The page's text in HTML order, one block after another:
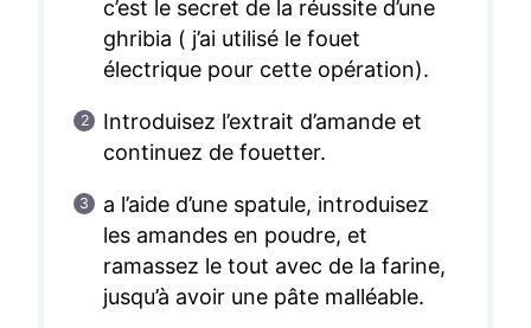
c’est le secret de la réussite d’une
ghribia ( j’ai utilisé le fouet
électrique pour cette opération).
Introduisez l’extrait d’amande et
continuez de fouetter.
a l’aide d’une spatule, introduisez
les amandes en poudre, et
ramassez le tout avec de la farine,
jusqu’à avoir une pâte malléable.